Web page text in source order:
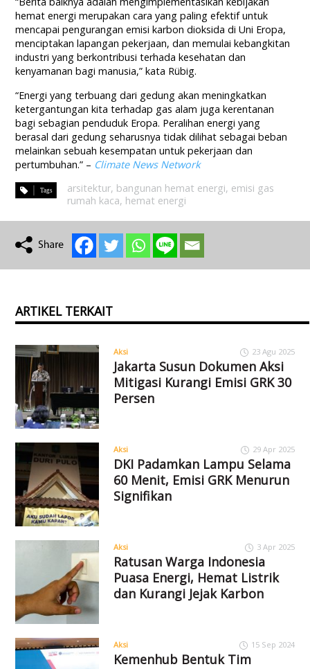
hemat energi merupakan cara yang paling efektif untuk
mencapai pengurangan emisi karbon dioksida di Uni Eropa,
menciptakan lapangan pekerjaan, dan memulai kebangkitan
industri yang berkontribusi terhada kesehatan dan
kenyamanan bagi manusia,” kata Rübig.
“Energi yang terbuang dari gedung akan meningkatkan
ketergantungan kita terhadap gas alam juga kerentanan
bagi sebagian penduduk Eropa. Peralihan energi yang
berasal dari gedung seharusnya tidak dilihat sebagai beban
melainkan sebuah kesempatan untuk pekerjaan dan
pertumbuhan.” – Climate News Network
arsitektur, bangunan hemat energi, emisi gas
rumah kaca, hemat energi
ARTIKEL TERKAIT
Aksi 23 Agu 2025
Jakarta Susun Dokumen Aksi
Mitigasi Kurangi Emisi GRK 30
Persen
Aksi 29 Apr 2025
DKI Padamkan Lampu Selama
60 Menit, Emisi GRK Menurun
Signifikan
Aksi 3 Apr 2025
Ratusan Warga Indonesia
Puasa Energi, Hemat Listrik
dan Kurangi Jejak Karbon
Aksi 15 Sep 2024
Kemenhub Bentuk Tim